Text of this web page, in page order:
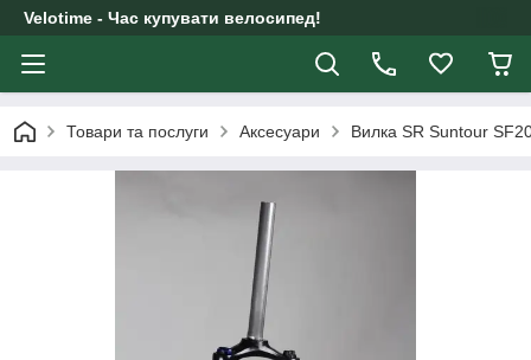
Velotime - Час купувати велосипед!
Товари та послуги Аксесуари Вилка SR Suntour